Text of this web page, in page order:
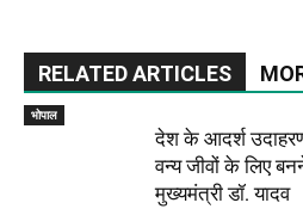
RELATED ARTICLES
भोपाल
देश के आदर्श उदाहरण
वन्य जीवों के लिए
मुख्यमंत्री डॉ. यादव